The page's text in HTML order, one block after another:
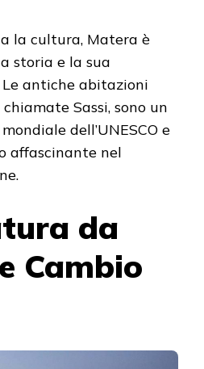
la cultura, Matera è
storia e la sua
antiche abitazioni
Sassi, sono un
dell’UNESCO e
affascinante nel
da
Cambio